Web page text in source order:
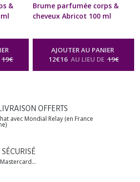
&
19€
Brume parfumée corps &
cheveux Abricot 100 ml
Relaxation Bien-être
Aromathérapie Soin Beauté
Naturel Senteur Fruitée
AJOUTER AU PANIER
12€16 AU LIEU DE 19€
OFFERTS
avec Mondial Relay (en France